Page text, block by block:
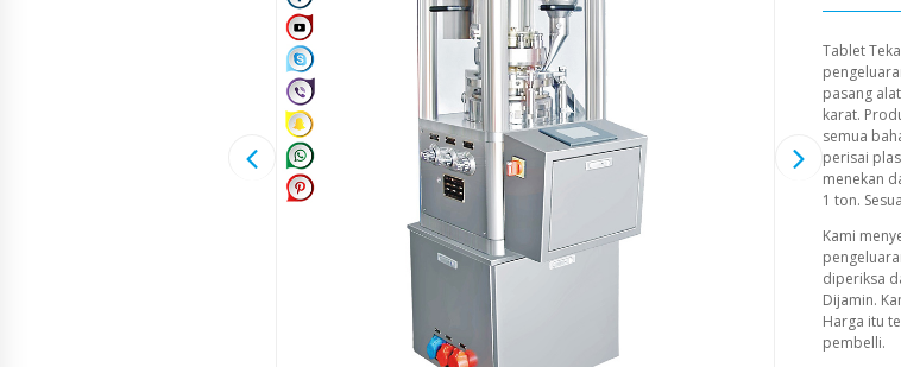
Tablet
pasang
karat.
semua
perisai
menekan
1 ton.
Kami
diperiksa
Dijamin.
Harga itu
pembelli.